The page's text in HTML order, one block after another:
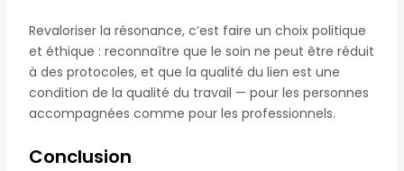
Revaloriser la résonance, c’est faire un choix politique
et éthique : reconnaître que le soin ne peut être réduit
à des protocoles, et que la qualité du lien est une
condition de la qualité du travail — pour les personnes
accompagnées comme pour les professionnels.
Conclusion